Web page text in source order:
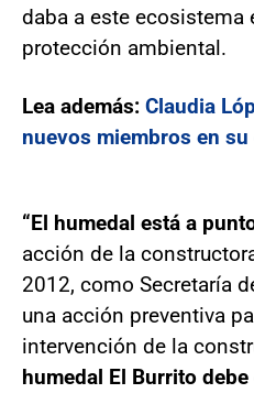
daba a este ecosistema
protección ambiental.
Lea además: Claudia
nuevos miembros en
“El humedal está a
acción de la
2012, como Secretaría
una acción preventiva
intervención de la
humedal El Burrito